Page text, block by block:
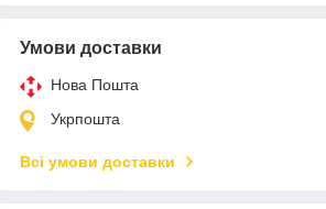
Умови доставки
Нова Пошта
Укрпошта
Всі умови доставки